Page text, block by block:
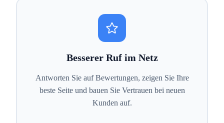
Besserer Ruf im Netz
Antworten Sie auf Bewertungen, zeigen Sie Ihre
beste Seite und bauen Sie Vertrauen bei neuen
Kunden auf.